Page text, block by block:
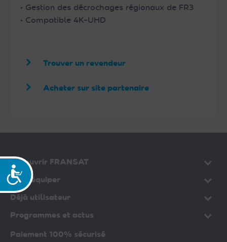
Accessibilité
• Gestion des décrochages régionaux de FR3
• Compatible 4K-UHD
Trouver un revendeur
Acheter sur site partenaire
Découvrir FRANSAT
Vous équiper
Déjà utilisateur
Programmes et actus
Paiement 100% sécurisé